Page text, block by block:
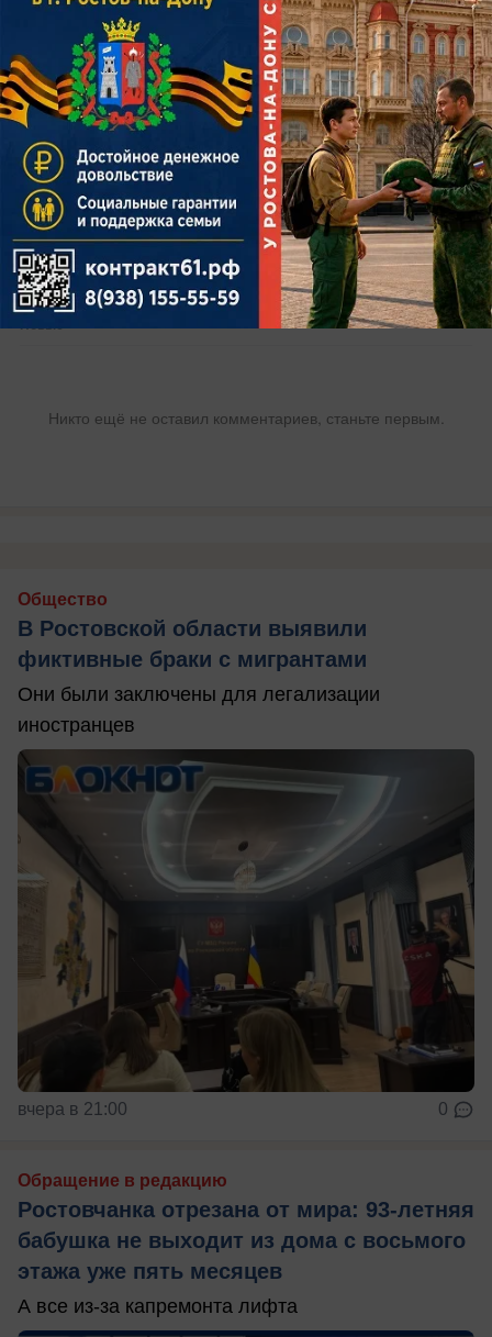
коронавируса
волонтер Ростов Раджив Мирзалиев
Комментарии
Никто ещё не оставил комментариев, станьте первым.
Общество
В Ростовской области выявили
фиктивные браки с мигрантами
Они были заключены для легализации
иностранцев
вчера в 21:00 0
Обращение в редакцию
Ростовчанка отрезана от мира: 93-летняя
бабушка не выходит из дома с восьмого
этажа уже пять месяцев
А все из-за капремонта лифта